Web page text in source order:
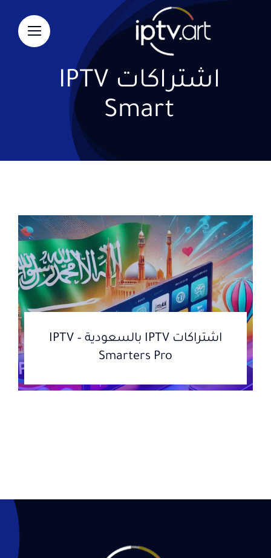
اشتراكات IPTV
Smart
اشتراكات IPTV بالسعودية – IPTV
Smarters Pro